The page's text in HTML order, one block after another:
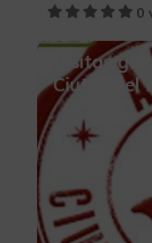
0
Visitas
Ciutat del